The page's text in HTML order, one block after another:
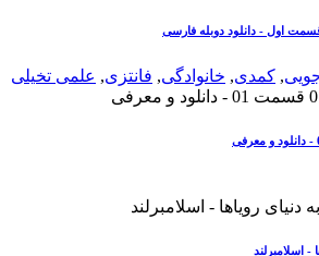
اول - دانلود دوبله فارسی
, کمدی, خانوادگی, فانتزی, علمی تخیلی
- اسلامبرلند